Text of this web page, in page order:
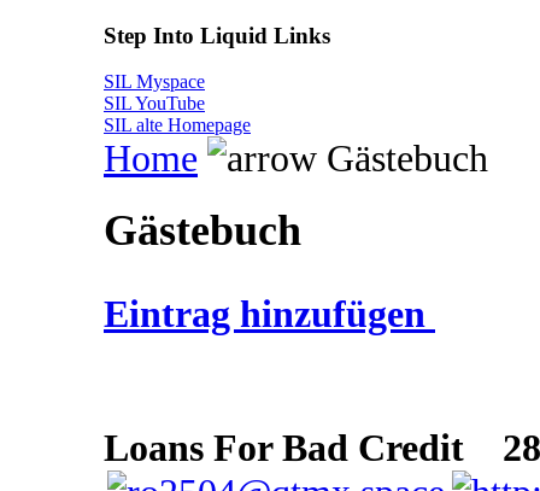
Step Into Liquid Links
SIL Myspace
SIL YouTube
SIL alte Homepage
Home Gästebuch
Gästebuch
Eintrag hinzufügen
Loans For Bad Credit